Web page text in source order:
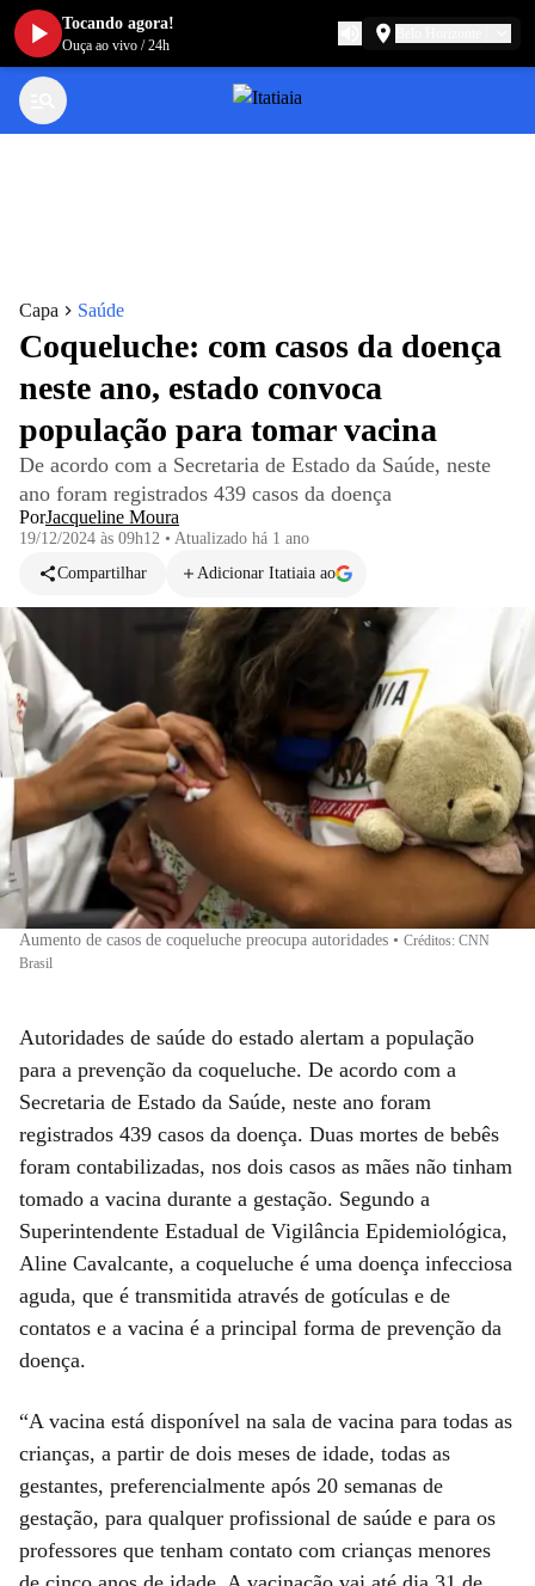
Capa Saúde
Coqueluche: com casos da doença
neste ano, estado convoca
população para tomar vacina
De acordo com a Secretaria de Estado da Saúde, neste
ano foram registrados 439 casos da doença
PorJacqueline Moura
19/12/2024 às 09h12 • Atualizado há 1 ano
Compartilhar
Adicionar Itatiaia ao
Aumento de casos de coqueluche preocupa autoridades • Créditos: CNN
Brasil
Autoridades de saúde do estado alertam a população
para a prevenção da coqueluche. De acordo com a
Secretaria de Estado da Saúde, neste ano foram
registrados 439 casos da doença. Duas mortes de bebês
foram contabilizadas, nos dois casos as mães não tinham
tomado a vacina durante a gestação. Segundo a
Superintendente Estadual de Vigilância Epidemiológica,
Aline Cavalcante, a coqueluche é uma doença infecciosa
aguda, que é transmitida através de gotículas e de
contatos e a vacina é a principal forma de prevenção da
doença.
“A vacina está disponível na sala de vacina para todas as
crianças, a partir de dois meses de idade, todas as
gestantes, preferencialmente após 20 semanas de
gestação, para qualquer profissional de saúde e para os
professores que tenham contato com crianças menores
Tocando agora!
Ouça ao vivo /24h